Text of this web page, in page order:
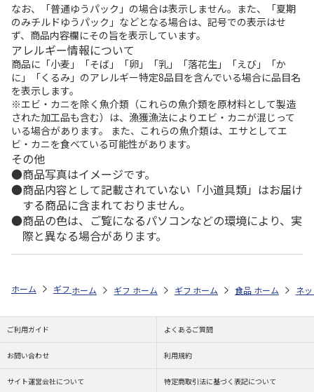
なお、「普通ゆうパック」の場合は表示しません。また、「夏期
のみチルドゆうパック」などとなる場合は、記号での表示はせ
ず、商品内容欄にその旨を表示しています。
アレルギー情報について
商品に「小麦」「そば」「卵」「乳」「落花生」「えび」「か
に」「くるみ」のアレルギー特定8品目を含んでいる場合に品目名
を表示します。
※エビ・カニを除く魚介類（これらの魚介類を原材料として製造
された加工品も含む）は、漁獲漁法によりエビ・カニが混じって
いる場合があります。 また、これらの魚介類は、エサとしてエ
ビ・カニを食べている可能性があります。
その他
商品写真はイメージです。
商品内容として記載されていない「小道具類」はお届け
する商品に含まれておりません。
商品の色は、ご覧になるパソコンなどの環境により、実
際と異なる場合があります。
ホーム ギフトストア お年賀ギフト特集 全商品一覧 10,000円以
ホーム ギフトストア お年賀ギフト特集 全商品一覧
ホーム ギフトストア お年賀ギフト特集
ホーム 食品・グルメストア
ホーム ネ
ご利用ガイド よくあるご質問
お問い合わせ 利用規約
サイト運営会社について 特定商取引法に基づく表記について